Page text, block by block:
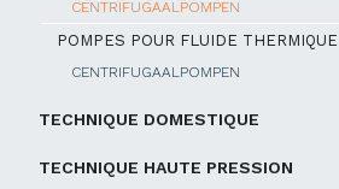
CENTRIFUGAALPOMPEN
POMPES POUR FLUIDE THERMIQUE
CENTRIFUGAALPOMPEN
TECHNIQUE DOMESTIQUE
TECHNIQUE HAUTE PRESSION